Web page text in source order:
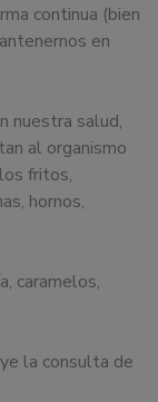
continua (bien
en
nuestra salud,
al organismo
fritos,
hornos,
caramelos,
la consulta de